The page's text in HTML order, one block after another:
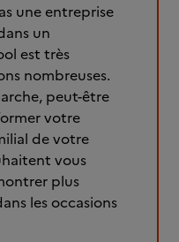
une entreprise
un
est très
nombreuses.
peut-être
votre
de votre
vous
plus
les occasions